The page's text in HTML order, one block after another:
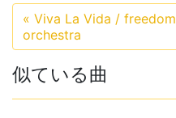
« Viva La Vida / freedom
orchestra
似ている曲